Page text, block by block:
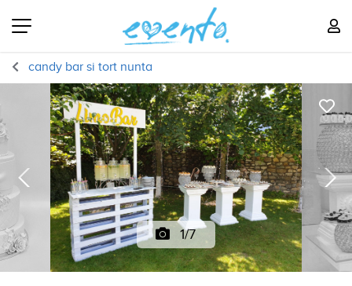
candy bar si tort nunta
1/7